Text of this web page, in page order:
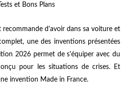
et Bons Plans
recommande d'avoir dans sa voiture et
une des inventions présentées
2026 permet de s'équiper avec du
pour les situations de crises. Et
invention Made in France.